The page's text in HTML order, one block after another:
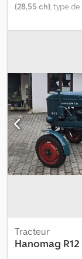
(28,55 ch) , type
relevage arrière,
Preuve de
Tracteur
Hanomag